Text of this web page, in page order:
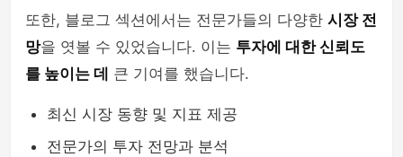
또한, 블로그 섹션에서는 전문가들의 다양한 시장 전
망을 엿볼 수 있었습니다. 이는 투자에 대한 신뢰도
를 높이는 데
큰 기여를 했습니다.
최신 시장 동향 및 지표 제공
전문가의 투자 전망과 분석